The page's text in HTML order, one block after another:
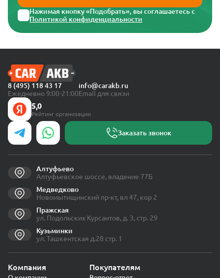
Нажимая кнопку «Подобрать», вы соглашаетесь с
Политикой конфиденциальности
8 (495) 118 43 17
Ежедневно 9:00-21:00
info@carakb.ru
Email для связи
5,0
Рейтинг организации
Заказать звонок
Алтуфьево
Алтуфьевское шоссе, владение 77Б
Медведково
Новомытищинский пр-кт, вл 47, кор 2
Пражская
ул. Подольских Курсантов, д. 3, стр. 29
Кузьминки
ул. Ташкентская д.28 стр. 1
Компания Покупателям